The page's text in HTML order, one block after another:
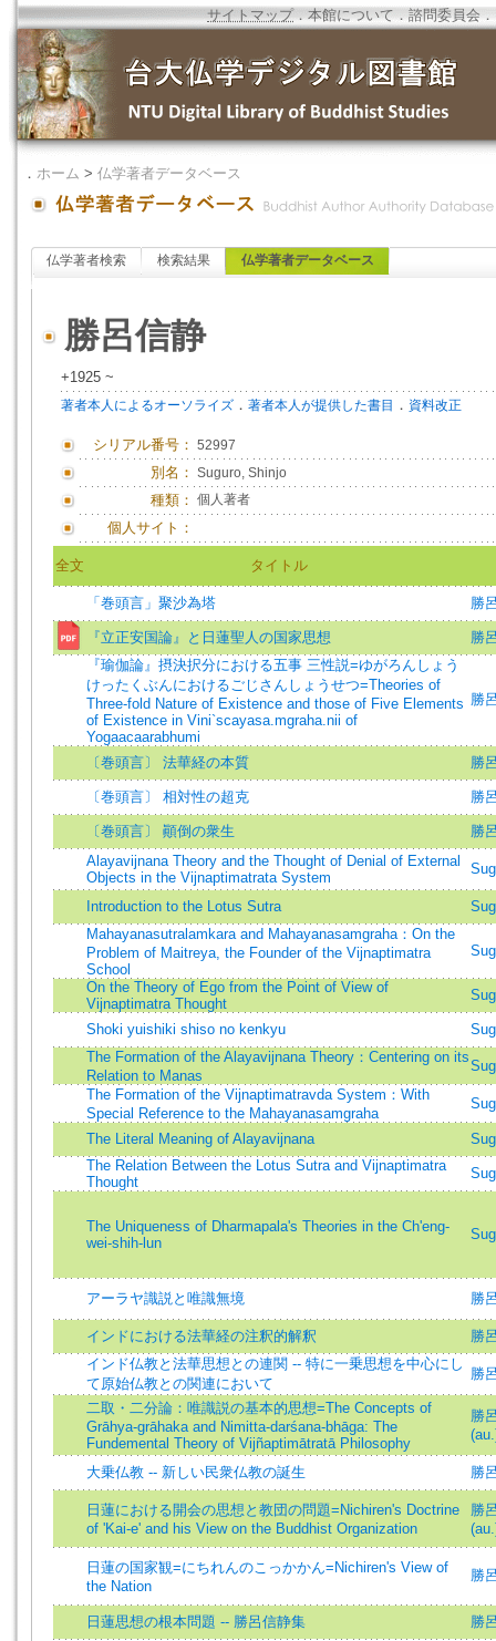
サイトマップ．本館について ．諮問委員会 ．
． ホーム > 仏学著者データベース
仏学著者検索 検索結果 仏学著者データベース
勝呂信静
+1925 ~
著者本人によるオーソライズ ． 著者本人が提供した書目 ． 資料改正
シリアル番号： 52997
別名： Suguro, Shinjo
種類： 個人著者
個人サイト：
全文 タイトル
「巻頭言」聚沙為塔 勝
『立正安国論』と日蓮聖人の国家思想
勝
『瑜伽論』摂決択分における五事 三性説=ゆがろんしょう
けったくぶんにおけるごじさんしょうせつ=Theories of
Three-fold Nature of Existence and those of Five Elements
of Existence in Vini`scayasa.mgraha.nii of
Yogaacaarabhumi
勝
〔巻頭言〕 法華経の本質 勝
〔巻頭言〕 相対性の超克 勝
〔巻頭言〕 顚倒の衆生
勝
Alayavijnana Theory and the Thought of Denial of External
Objects in the Vijnaptimatrata System
Introduction to the Lotus Sutra
Mahayanasutralamkara and Mahayanasamgraha：On the
Problem of Maitreya, the Founder of the Vijnaptimatra
School
On the Theory of Ego from the Point of View of
Vijnaptimatra Thought
Shoki yuishiki shiso no kenkyu
The Formation of the Alayavijnana Theory：Centering on its
Relation to Manas
The Formation of the Vijnaptimatravda System：With
Special Reference to the Mahayanasamgraha
The Literal Meaning of Alayavijnana
The Relation Between the Lotus Sutra and Vijnaptimatra
Thought
The Uniqueness of Dharmapala's Theories in the Ch'eng-
wei-shih-lun
アーラヤ識説と唯識無境 勝
インドにおける法華経の注釈的解釈
勝
インド仏教と法華思想との連関 -- 特に一乗思想を中心にし
て原始仏教との関連において
勝
二取・二分論：唯識説の基本的思想=The Concepts of
Grāhya-grāhaka and Nimitta-darśana-bhāga: The
Fundemental Theory of Vijñaptimātratā Philosophy
勝
大乗仏教 -- 新しい民衆仏教の誕生 勝
日蓮における開会の思想と教団の問題=Nichiren's Doctrine
of 'Kai-e' and his View on the Buddhist Organization
勝
日蓮の国家観=にちれんのこっかかん=Nichiren's View of
the Nation
勝
日蓮思想の根本問題 -- 勝呂信静集 勝